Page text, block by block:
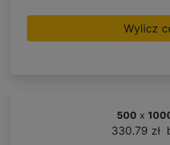
Wylicz
500 x
330.79 zł